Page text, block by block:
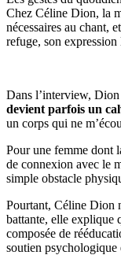
Chez Céline Dion, la
nécessaires au chant,
refuge, son
Dans l’interview, Dion
devient parfois un
un corps qui ne
Pour une femme dont
de connexion avec le
simple obstacle
Pourtant, Céline Dion
battante, elle explique
composée de
soutien psychologique